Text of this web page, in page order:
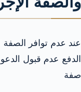
عند عدم توافر
الدفع عدم قبول
صفة